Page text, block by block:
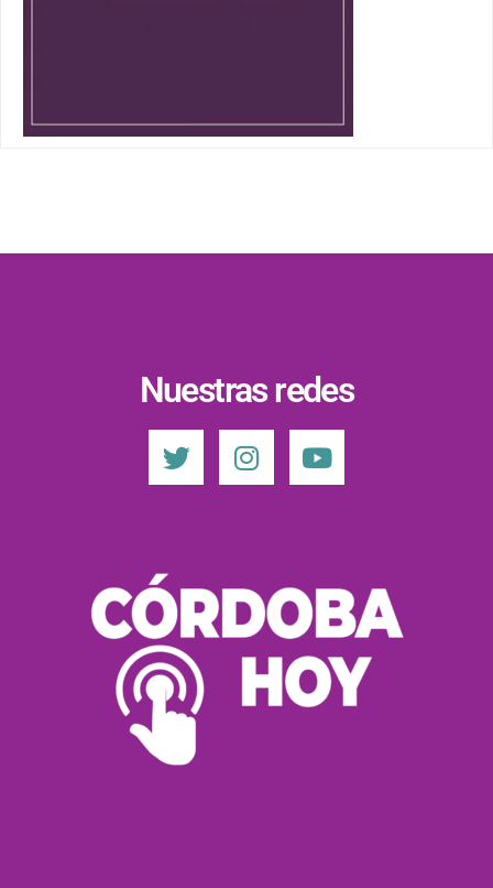
Nuestras redes